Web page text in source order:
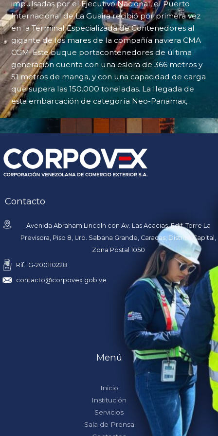
impulsadas por el Ejecutivo Nacional, el Puerto
Internacional de La Guaira recibió por primera vez
en la Terminal Especializada de Contenedores al
gigante de los mares de la compañía naviera CMA
CGM. Este buque portacontenedores de última
generación cuenta con una eslora de 366 metros y
51 metros de manga, y con una capacidad de carga
que supera las 150.000 toneladas. La llegada de
esta embarcación de categoría Neo-Panamax,
Contacto
Avenida Abraham Lincoln con Av. Las Acacias, Edif. Torre La
Previsora, Piso 8, Urb. Sabana Grande, Caracas, Distrito Capital,
Zona Postal 1050
Rif.: G-200110228
contacto@corpovex.gob.ve
Menú
Inicio
Institución
Servicios
Sala de Prensa